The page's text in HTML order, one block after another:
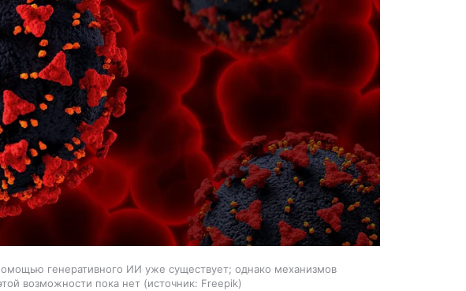
генеративного ИИ уже существует; однако механизмов
возможности пока нет
источник: Freepik